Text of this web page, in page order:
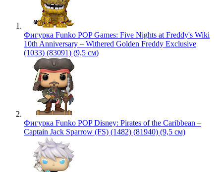
Фигурка Funko POP Games: Five Nights at Freddy's Wiki
10th Anniversary – Withered Golden Freddy Exclusive
(1033) (83091) (9,5 см)
Фигурка Funko POP Disney: Pirates of the Caribbean –
Captain Jack Sparrow (FS) (1482) (81940) (9,5 см)